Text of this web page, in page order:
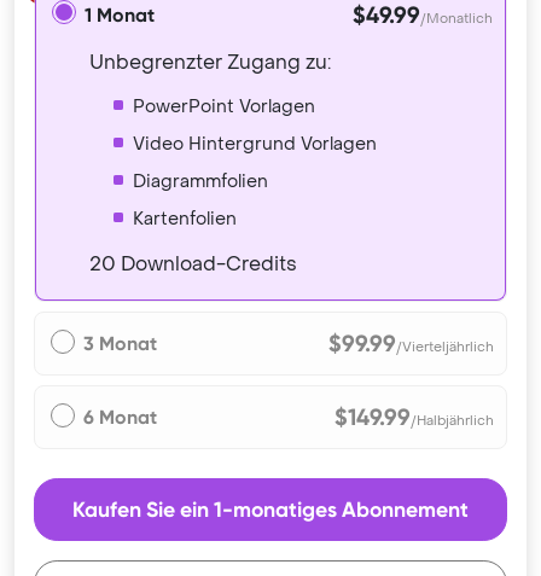
1 Monat $49.99/Monatlich
Unbegrenzter Zugang zu:
PowerPoint Vorlagen
Video Hintergrund Vorlagen
Diagrammfolien
Kartenfolien
20 Download-Credits
3 Monat $99.99/Vierteljährlich
6 Monat $149.99/Halbjährlich
Kaufen Sie ein 1-monatiges Abonnement